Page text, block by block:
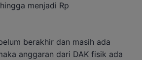
menjadi Rp
berakhir dan masih ada
anggaran dari DAK fisik ada